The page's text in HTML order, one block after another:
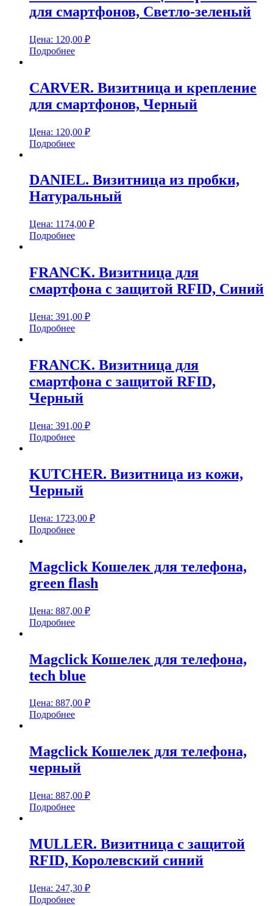
для смартфонов, Светло-зеленый
Цена: 120,00 ₽
Подробнее
CARVER. Визитница и крепление
для смартфонов, Черный
Цена: 120,00 ₽
Подробнее
DANIEL. Визитница из пробки,
Натуральный
Цена: 1174,00 ₽
Подробнее
FRANCK. Визитница для
смартфона с защитой RFID, Синий
Цена: 391,00 ₽
Подробнее
FRANCK. Визитница для
смартфона с защитой RFID,
Черный
Цена: 391,00 ₽
Подробнее
KUTCHER. Визитница из кожи,
Черный
Цена: 1723,00 ₽
Подробнее
Magclick Кошелек для телефона,
green flash
Цена: 887,00 ₽
Подробнее
Magclick Кошелек для телефона,
tech blue
Цена: 887,00 ₽
Подробнее
Magclick Кошелек для телефона,
черный
Цена: 887,00 ₽
Подробнее
MULLER. Визитница с защитой
RFID, Королевский синий
Цена: 247,30 ₽
Подробнее